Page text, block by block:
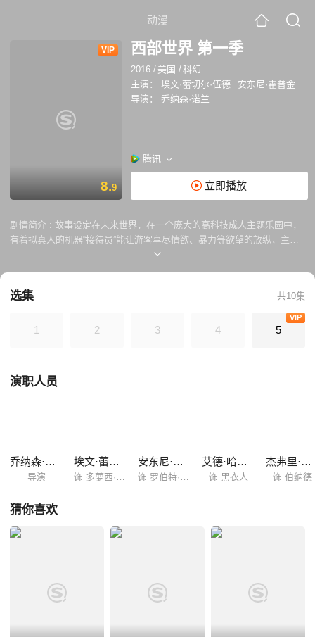
动漫
VIP
8.9
西部世界 第一季
2016 / 美国 /科幻
主演：
埃文·蕾切尔·伍德 安东尼·霍普金斯
导演：
乔纳森·诺兰
腾讯
立即播放
剧情简介 : 故事设定在未来世界，在一个庞大的高科技成人主题乐园中，
有着拟真人的机器“接待员”能让游客享尽情欲、暴力等欲望的放纵，主要
叙述被称为“西部世界”的未来主题公园。它提供给游客杀戮与性欲的满
层害怕乐园的创造者控制着乐园的一切而试图夺其控制权，而乐园创造者
则不会善罢甘休并且探寻其伙伴创造者曾经留下的谜团；而买下乐园的一
名高管试图重新发现当年的旅程留下的谜团。
选集 共10集
1 2 3 4 5
VIP
演职人员
乔纳森·诺兰
导演
埃文·蕾切尔·伍德
饰 多萝西·艾本纳西
安东尼·霍普金斯
饰 罗伯特·福特
艾德·哈里斯
饰 黑衣人
杰弗里·怀特
饰 伯纳德
猜你喜欢